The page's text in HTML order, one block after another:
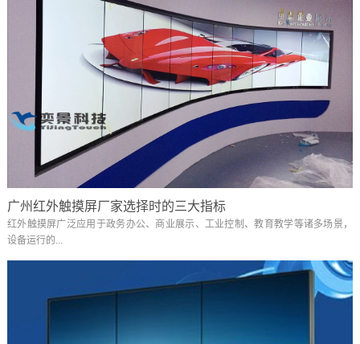
广州红外触摸屏厂家选择时的三大指标
红外触摸屏广泛应用于政务办公、商业展示、工业控制、教育教学等诸多场景，
设备运行的...